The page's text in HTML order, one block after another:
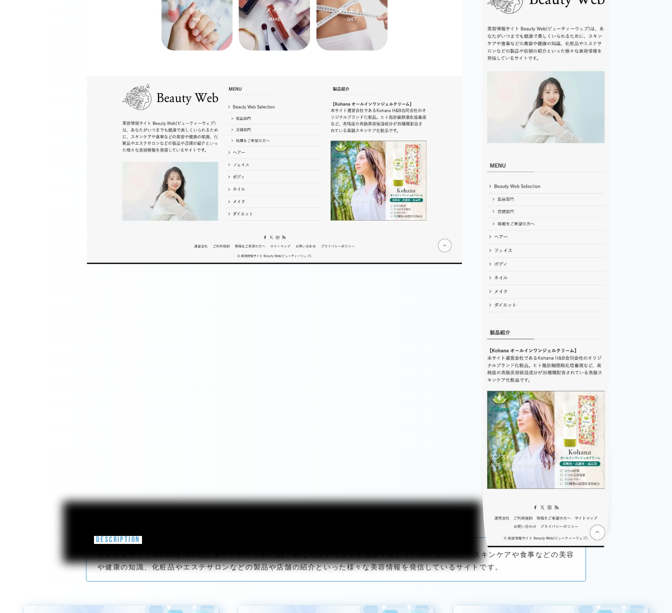
DESCRIPTION
美容情報サイト Beauty Web(ビューティーウェブ)は、あなたがいつまでも健康で美しくいられるために、スキンケアや食事などの美容
や健康の知識、化粧品やエステサロンなどの製品や店舗の紹介といった様々な美容情報を発信しているサイトです。